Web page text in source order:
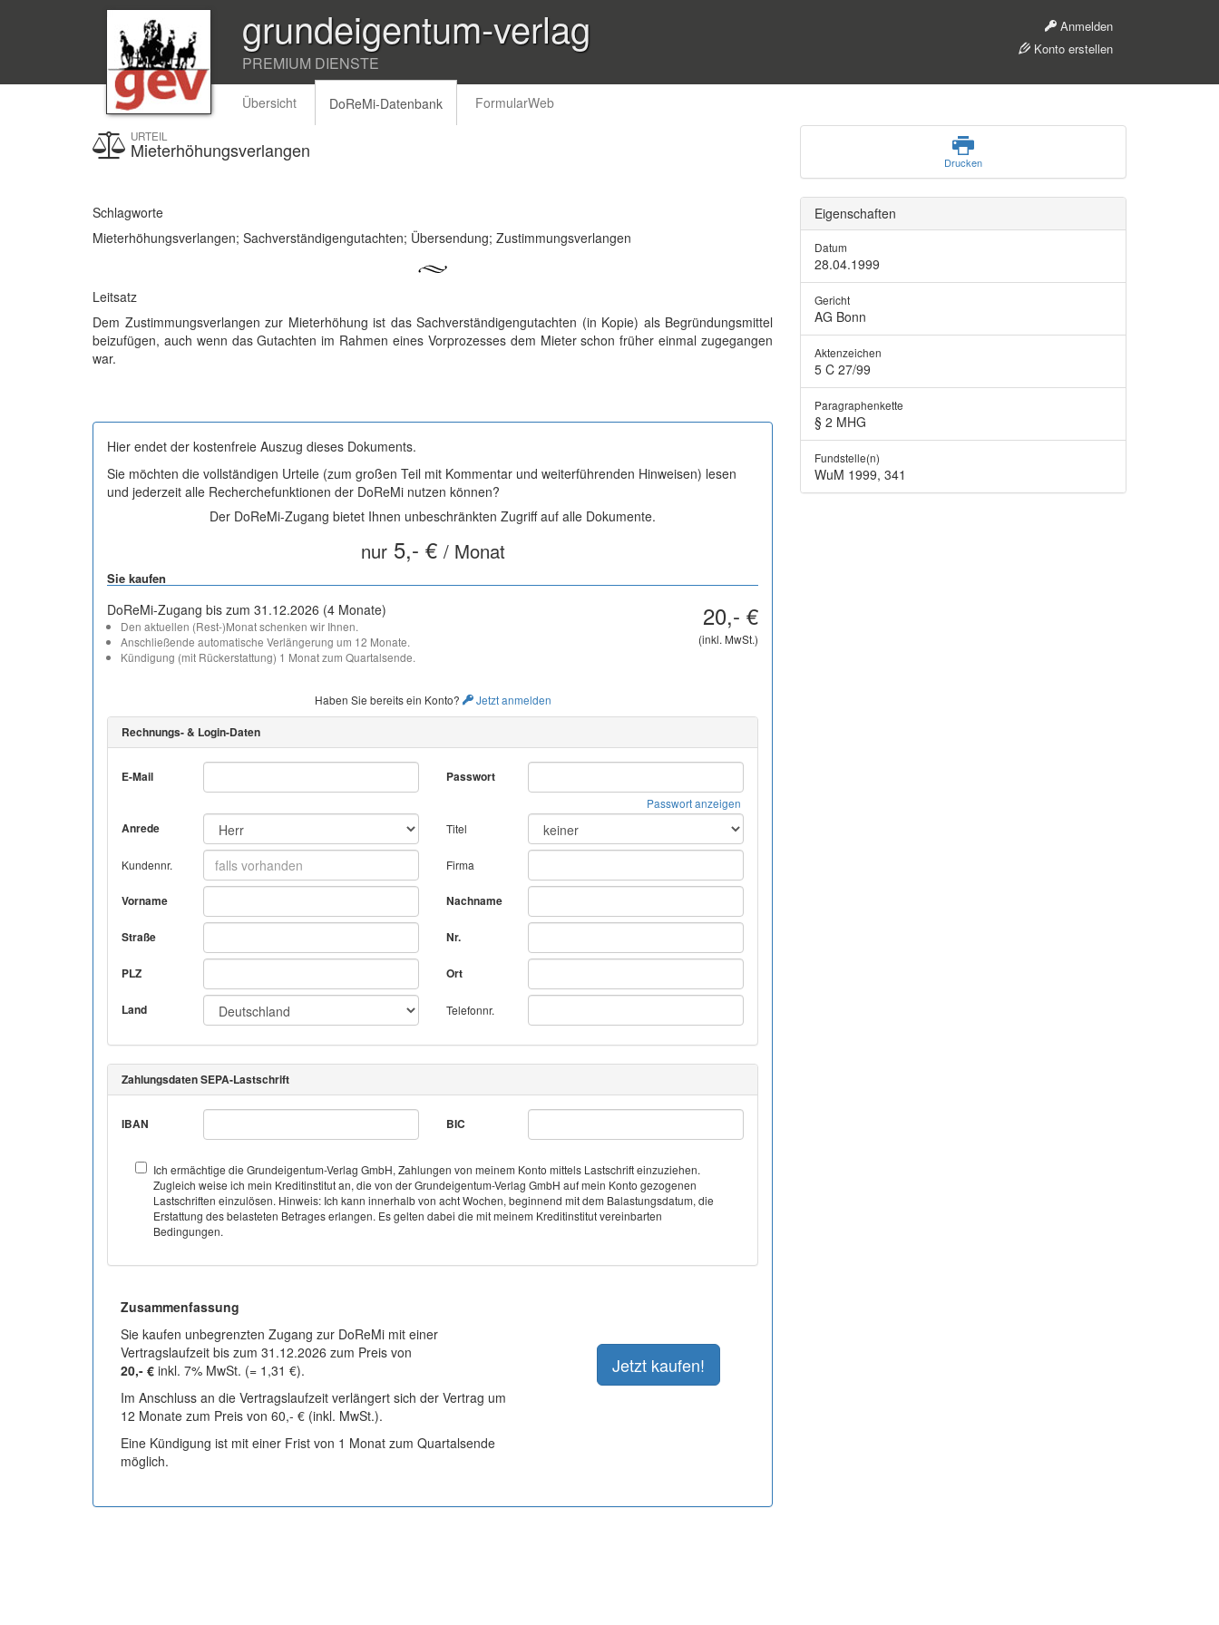
Anmelden
Konto erstellen
grundeigentum-verlag
PREMIUM DIENSTE
Übersicht DoReMi-Datenbank FormularWeb
URTEIL
Mieterhöhungsverlangen
Schlagworte
Mieterhöhungsverlangen; Sachverständigengutachten; Übersendung; Zustimmungsverlangen
Leitsatz
Dem Zustimmungsverlangen zur Mieterhöhung ist das Sachverständigengutachten (in Kopie) als Begründungsmittel
beizufügen, auch wenn das Gutachten im Rahmen eines Vorprozesses dem Mieter schon früher einmal zugegangen
war.
Hier endet der kostenfreie Auszug dieses Dokuments.
Sie möchten die vollständigen Urteile (zum großen Teil mit Kommentar und weiterführenden Hinweisen) lesen
und jederzeit alle Recherchefunktionen der DoReMi nutzen können?
Der DoReMi-Zugang bietet Ihnen unbeschränkten Zugriff auf alle Dokumente.
nur5,- € / Monat
Sie kaufen
DoReMi-Zugang bis zum 31.12.2026 (4 Monate)
Den aktuellen (Rest-)Monat schenken wir Ihnen.
Anschließende automatische Verlängerung um 12 Monate.
Kündigung (mit Rückerstattung) 1 Monat zum Quartalsende.
20,- €
(inkl. MwSt.)
Haben Sie bereits ein Konto? Jetzt anmelden
Rechnungs- & Login-Daten
E-Mail Passwort
Passwort anzeigen
Anrede Titel
Kundennr. Firma
Vorname Nachname
Straße Nr.
PLZ Ort
Land Telefonnr.
Zahlungsdaten SEPA-Lastschrift
IBAN BIC
Ich ermächtige die Grundeigentum-Verlag GmbH, Zahlungen von meinem Konto mittels Lastschrift einzuziehen.
Zugleich weise ich mein Kreditinstitut an, die von der Grundeigentum-Verlag GmbH auf mein Konto gezogenen
Lastschriften einzulösen. Hinweis: Ich kann innerhalb von acht Wochen, beginnend mit dem Balastungsdatum, die
Erstattung des belasteten Betrages erlangen. Es gelten dabei die mit meinem Kreditinstitut vereinbarten
Bedingungen.
Zusammenfassung
Sie kaufen unbegrenzten Zugang zur DoReMi mit einer
Vertragslaufzeit bis zum 31.12.2026 zum Preis von
20,- € inkl. 7% MwSt. (= 1,31 €).
Im Anschluss an die Vertragslaufzeit verlängert sich der Vertrag um
12 Monate zum Preis von 60,- € (inkl. MwSt.).
Eine Kündigung ist mit einer Frist von 1 Monat zum Quartalsende
möglich.
Drucken
Eigenschaften
Datum
28.04.1999
Gericht
AG Bonn
Aktenzeichen
5 C 27/99
Paragraphenkette
§ 2 MHG
Fundstelle(n)
WuM 1999, 341